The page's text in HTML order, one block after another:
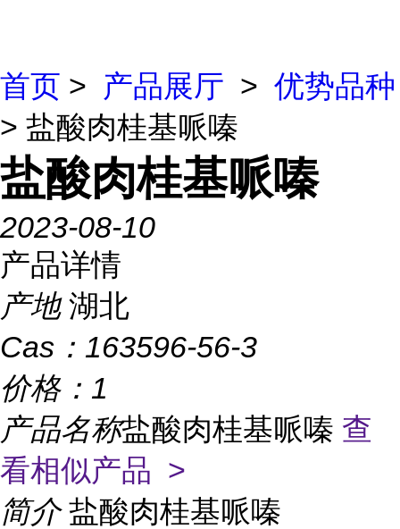
首页 > 产品展厅 > 优势品种
> 盐酸肉桂基哌嗪
盐酸肉桂基哌嗪
2023-08-10
产品详情
产地 湖北
Cas： 163596-56-3
价格： 1
产品名称盐酸肉桂基哌嗪 查
看相似产品 >
简介 盐酸肉桂基哌嗪